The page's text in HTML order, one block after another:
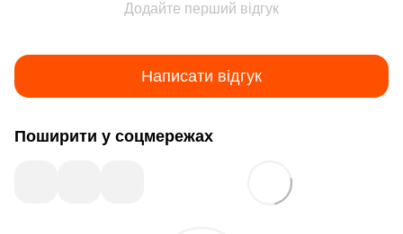
Додайте перший відгук
Написати відгук
Поширити у соцмережах